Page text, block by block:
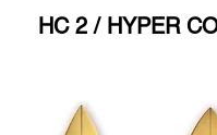
HC 2 / HYPER